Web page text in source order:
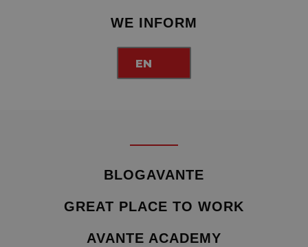
WE INFORM
EN
BLOGAVANTE
GREAT PLACE TO WORK
AVANTE ACADEMY